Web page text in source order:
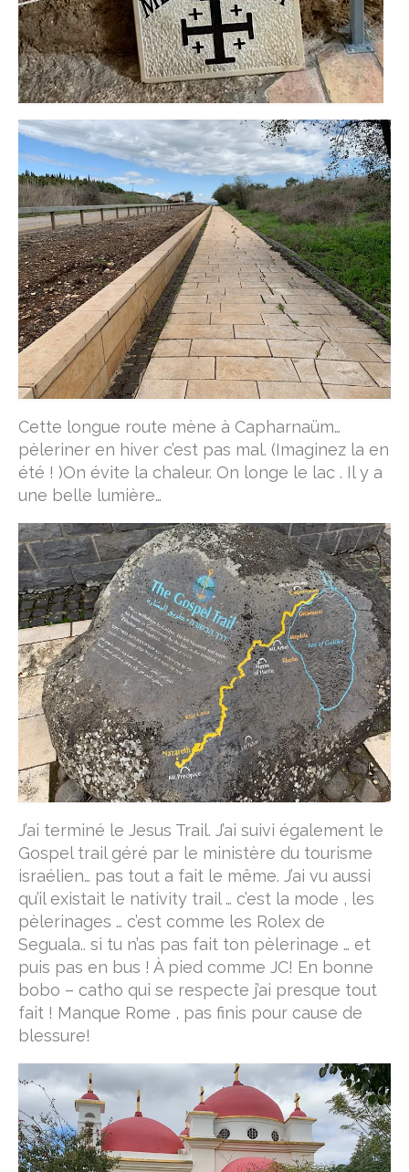
Cette longue route mène à Capharnaüm…
pèleriner en hiver c’est pas mal. (Imaginez la en
été ! )On évite la chaleur. On longe le lac . Il y a
une belle lumière…
J’ai terminé le Jesus Trail. J’ai suivi également le
Gospel trail géré par le ministère du tourisme
israélien… pas tout a fait le même. J’ai vu aussi
qu’il existait le nativity trail … c’est la mode , les
pèlerinages … c’est comme les Rolex de
Seguala.. si tu n’as pas fait ton pèlerinage … et
puis pas en bus ! À pied comme JC! En bonne
bobo – catho qui se respecte j’ai presque tout
fait ! Manque Rome , pas finis pour cause de
blessure!